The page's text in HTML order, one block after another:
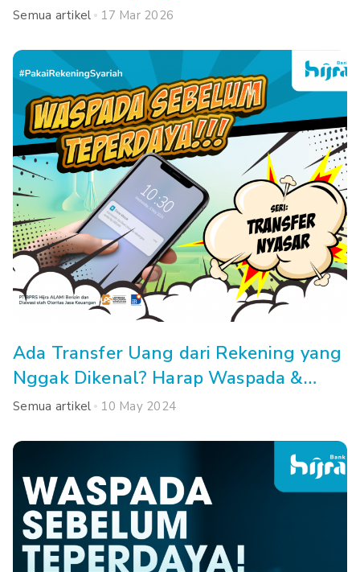
Semua artikel 17 Mar 2026
Ada Transfer Uang dari Rekening yang
Nggak Dikenal? Harap Waspada &
Lakukan Cara Ini!
Semua artikel 10 May 2024